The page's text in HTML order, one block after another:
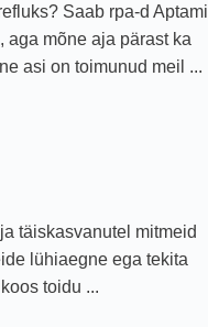
Saab rpa-d Aptamil
aga mõne aja pärast ka
asi on toimunud meil ...
täiskasvanutel mitmeid
lühiaegne ega tekita
toidu ...